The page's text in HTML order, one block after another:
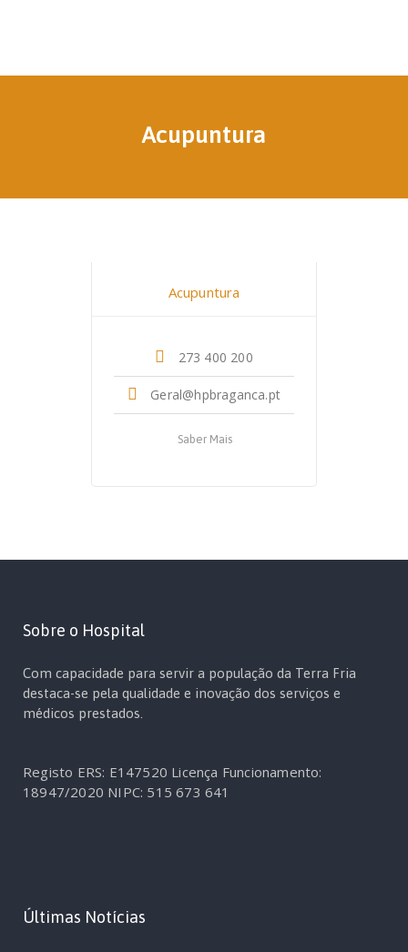
Acupuntura
Acupuntura
273 400 200
Geral@hpbraganca.pt
Saber Mais
Sobre o Hospital
Com capacidade para servir a população da Terra Fria
destaca-se pela qualidade e inovação dos serviços e
médicos prestados.
Registo ERS: E147520 Licença Funcionamento:
18947/2020 NIPC: 515 673 641
Últimas Notícias